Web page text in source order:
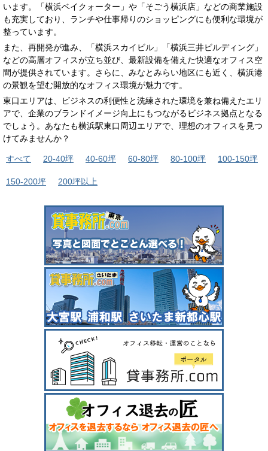
います。「横浜ベイクォーター」や「そごう横浜店」などの商業施設
も充実しており、ランチや仕事帰りのショッピングにも便利な環境が
整っています。
また、再開発が進み、「横浜スカイビル」「横浜三井ビルディング」
などの高層オフィスが立ち並び、最新設備を備えた快適なオフィス空
間が提供されています。さらに、みなとみらい地区にも近く、横浜港
の景観を望む開放的なオフィス環境が魅力です。
東口エリアは、ビジネスの利便性と洗練された環境を兼ね備えたエリ
アで、企業のブランドイメージ向上にもつながるビジネス拠点となる
でしょう。あなたも横浜駅東口周辺エリアで、理想のオフィスを見つ
けてみませんか？
すべて 20-40坪 40-60坪 60-80坪 80-100坪 100-150坪
150-200坪 200坪以上